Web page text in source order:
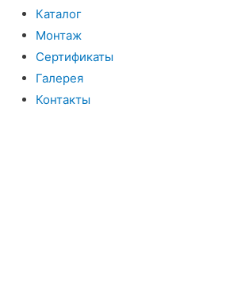
Каталог
Монтаж
Сертификаты
Галерея
Контакты